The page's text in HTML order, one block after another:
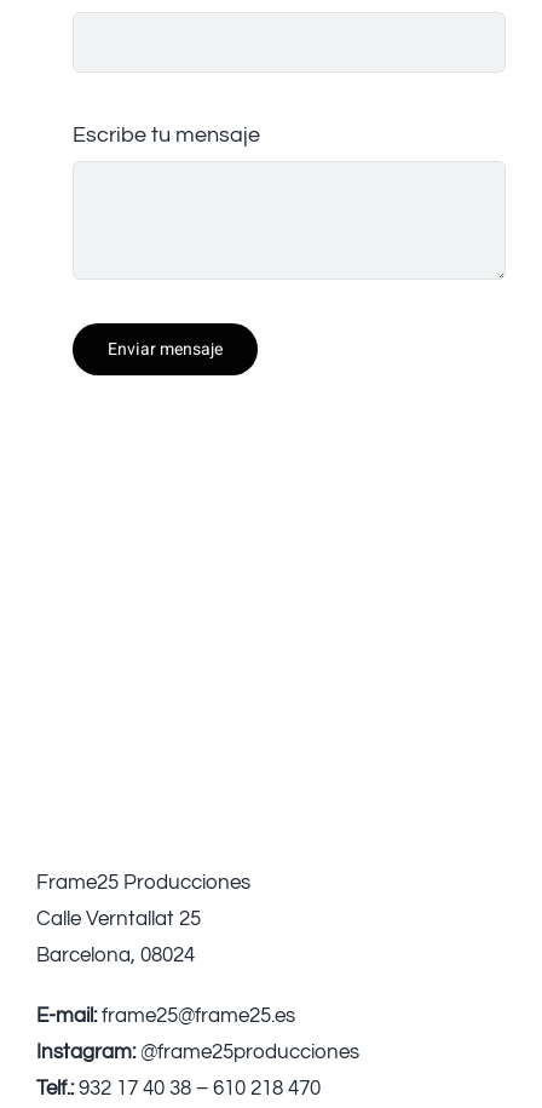
Escribe tu mensaje
Enviar mensaje
Frame25 Producciones
Calle Verntallat 25
Barcelona, 08024
E-mail:frame25@frame25.es
Instagram:@frame25producciones
Telf.:932 17 40 38 – 610 218 470